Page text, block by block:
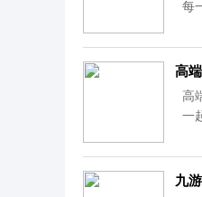
每
网
高
高
一
容
九